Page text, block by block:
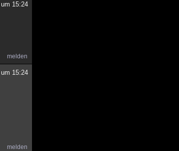
15:24
melden
15:24
melden